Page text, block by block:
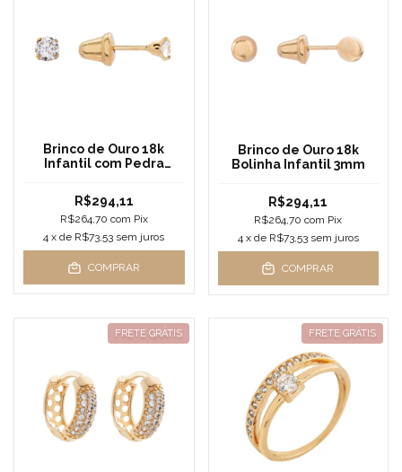
Brinco de Ouro 18k
Infantil com Pedra
R$294,11
R$264,70 com Pix
4 x de R$73,53 sem juros
COMPRAR
Brinco de Ouro 18k
Bolinha Infantil 3mm
R$294,11
R$264,70com Pix
4 x de R$73,53 sem juros
COMPRAR
FRETE GRÁTIS FRETE GRÁTIS